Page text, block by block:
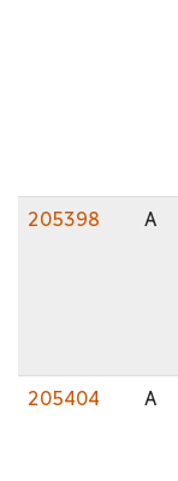
205398 A
205404 A